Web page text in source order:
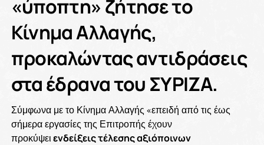
«ύποπτη» ζήτησε το
Κίνημα Αλλαγής,
προκαλώντας αντιδράσεις
στα έδρανα του ΣΥΡΙΖΑ.
Σύμφωνα με το Κίνημα Αλλαγής «επειδή από τις έως
σήμερα εργασίες της Επιτροπής έχουν
προκύψειενδείξεις τέλεσης αξιόποινων